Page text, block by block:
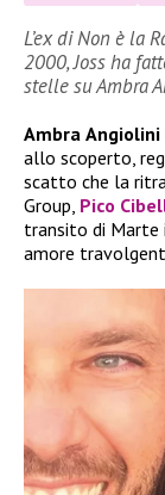
L’ex di Non è la
2000, Joss ha
stelle su Ambra
Ambra Angiolini
allo scoperto,
scatto che la
Group, Pico
transito di Marte
amore